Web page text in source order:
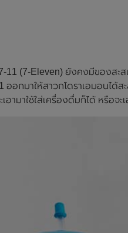
11 (7-Eleven) ยังคงมีของส
ออกมาให้สาวกโดราเอมอนได้
เอามาใช้ใส่เครื่องดื่มก็ได้ หรือจ